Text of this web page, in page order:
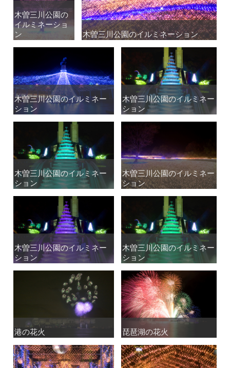
木曽三川公園の
イルミネーショ
ン
木曽三川公園の
イルミネーショ
ン
木曽三川公園のイルミネーション
木曽三川公園のイルミネーション
木曽三川公園のイルミネー
ション
木曽三川公園のイルミネー
ション
木曽三川公園のイルミネー
ション
木曽三川公園のイルミネー
ション
木曽三川公園のイルミネー
ション
木曽三川公園のイルミネー
ション
木曽三川公園のイルミネー
ション
木曽三川公園のイルミネー
ション
木曽三川公園のイルミネー
ション
木曽三川公園のイルミネー
ション
木曽三川公園のイルミネー
ション
木曽三川公園のイルミネー
ション
港の花火
港の花火 琵琶湖の花火
琵琶湖の花火